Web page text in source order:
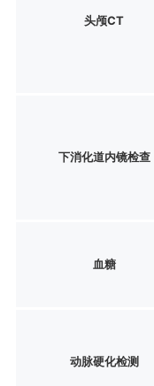
头颅CT
下消化道内镜检查
血糖
动脉硬化检测